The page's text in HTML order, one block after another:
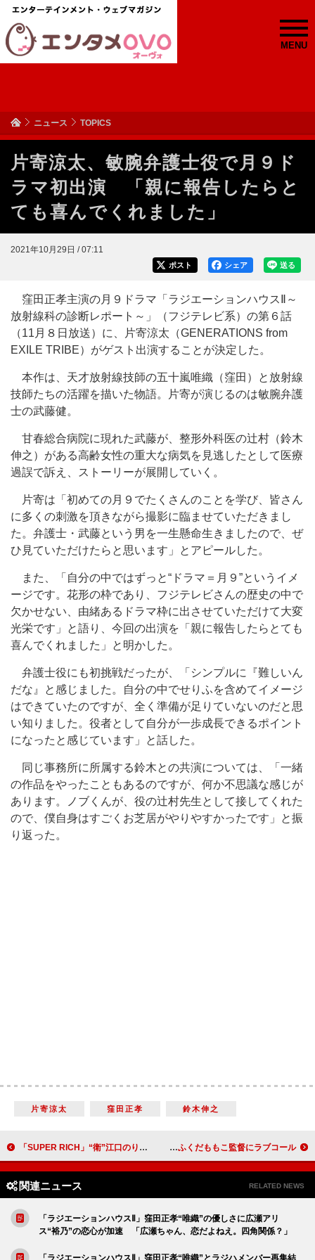
MENU
ニュース TOPICS
片寄涼太、敏腕弁護士役で月９ド
ラマ初出演 「親に報告したらと
ても喜んでくれました」
2021年10月29日 / 07:11
送る
シェア
ポスト
窪田正孝主演の月９ドラマ「ラジエーションハウスⅡ～
放射線科の診断レポート～」（フジテレビ系）の第６話
（11月８日放送）に、片寄涼太（GENERATIONS from
EXILE TRIBE）がゲスト出演することが決定した。
本作は、天才放射線技師の五十嵐唯織（窪田）と放射線
技師たちの活躍を描いた物語。片寄が演じるのは敏腕弁護
士の武藤健。
甘春総合病院に現れた武藤が、整形外科医の辻村（鈴木
伸之）がある高齢女性の重大な病気を見逃したとして医療
過誤で訴え、ストーリーが展開していく。
片寄は「初めての月９でたくさんのことを学び、皆さん
に多くの刺激を頂きながら撮影に臨ませていただきまし
た。弁護士・武藤という男を一生懸命生きましたので、ぜ
ひ見ていただけたらと思います」とアピールした。
また、「自分の中ではずっと“ドラマ＝月９”というイメ
ージです。花形の枠であり、フジテレビさんの歴史の中で
欠かせない、由緒あるドラマ枠に出させていただけて大変
光栄です」と語り、今回の出演を「親に報告したらとても
喜んでくれました」と明かした。
弁護士役にも初挑戦だったが、「シンプルに『難しいん
だな』と感じました。自分の中でせりふを含めてイメージ
はできていたのですが、全く準備が足りていないのだと思
い知りました。役者として自分が一歩成長できるポイント
になったと感じています」と話した。
同じ事務所に所属する鈴木との共演については、「一緒
の作品をやったこともあるのですが、何か不思議な感じが
あります。ノブくんが、役の辻村先生として接してくれた
ので、僕自身はすごくお芝居がやりやすかったです」と振
り返った。
片寄涼太 窪田正孝 鈴木伸之
「SUPER RICH」“衛”江口のりこ、名言連発に「ほれた」 “優”赤楚衛二の「かわいさは罪」 田中みな実、主演作のオフショットが解禁に ふくだももこ監督にラブコール
関連ニュース RELATED NEWS
「ラジエーションハウスⅡ」窪田正孝“唯織”の優しさに広瀬アリ
ス“裕乃”の恋心が加速 「広瀬ちゃん、恋だよねえ。四角関係？」
「ラジエーションハウスⅡ」窪田正孝“唯織”とラジハメンバー再集結